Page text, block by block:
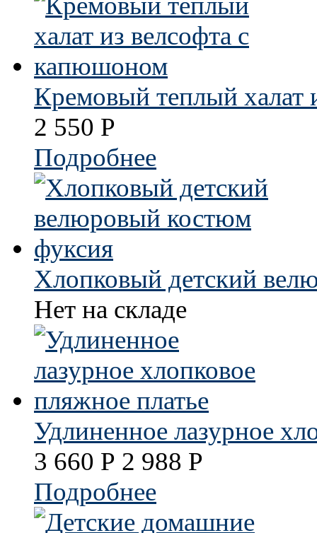
Кремовый теплый халат
2 550 Р
Подробнее
Хлопковый детский
Нет на складе
Удлиненное лазурное
3 660 Р 2 988 Р
Подробнее